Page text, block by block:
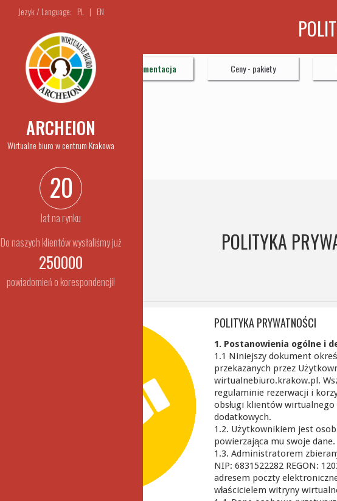
Jezyk / Language: PL| EN
ARCHEION
Wirtualne biuro w centrum Krakowa
20
lat na rynku
Do naszych klientów wysłaliśmy już
250000
powiadomień o korespondencji!
Poznaj naszą ofertę
E-dokumentacja Ceny - pakiety
POLITYKA
POLITYKA PRYWATNOŚCI
1. Postanowienia ogólne i
1.1 Niniejszy dokument
przekazanych przez
wirtualnebiuro.krakow.pl.
regulaminie rezerwacji i
obsługi klientów wirtualnego
dodatkowych.
1.2. Użytkownikiem jest
powierzająca mu swoje dane.
1.3. Administratorem
NIP: 6831522282 REGON:
adresem poczty
właścicielem witryny